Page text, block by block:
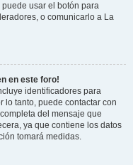
usar el botón para
o comunicarlo a La
en este foro!
identificadores para
lo tanto, puede contactar con
del mensaje que
ya que contiene los datos
tomará medidas.